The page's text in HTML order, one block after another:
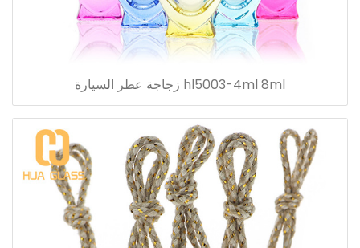
hl5003-4ml 8ml زجاجة عطر السيارة